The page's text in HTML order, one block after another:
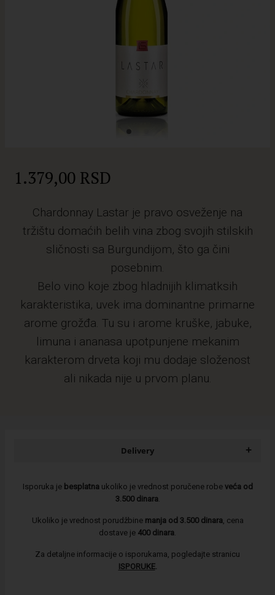
1.379,00 RSD
Chardonnay Lastar je pravo osveženje na
tržištu domaćih belih vina zbog svojih stilskih
sličnosti sa Burgundijom, što ga čini
posebnim.
Belo vino koje zbog hladnijih klimatksih
karakteristika, uvek ima dominantne primarne
arome grožđa. Tu su i arome kruške, jabuke,
limuna i ananasa upotpunjene mekanim
karakterom drveta koji mu dodaje složenost
ali nikada nije u prvom planu.
Delivery +
Isporuka je besplatna ukoliko je vrednost poručene robe veća od
3.500 dinara.
Ukoliko je vrednost porudžbine manja od 3.500 dinara, cena
dostave je 400 dinara
Za detaljne informacije o isporukama, pogledajte stranicu
ISPORUKE.